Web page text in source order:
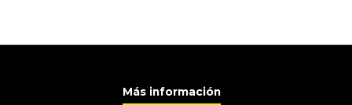
Más información